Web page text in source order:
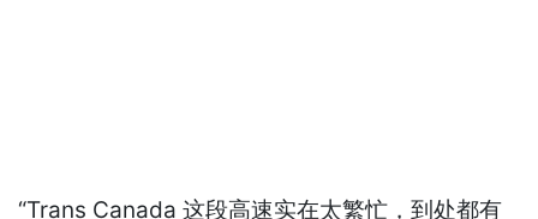
“Trans Canada 这段高速实在太繁忙，到处都有